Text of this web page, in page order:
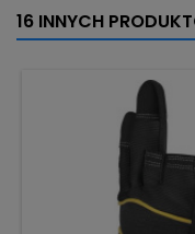
16 INNYCH